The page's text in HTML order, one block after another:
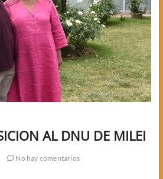
AL DNU DE MILEI
No hay comentarios